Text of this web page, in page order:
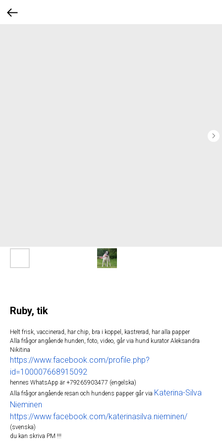
Ruby, tik
Helt frisk, vaccinerad, har chip, bra i koppel, kastrerad, har alla papper
Alla frågor angående hunden, foto, video, går via hund kurator Aleksandra
Nikitina
https://www.facebook.com/profile.php?
id=100007668915092
hennes WhatsApp är +79265903477 (engelska)
Alla frågor angående resan och hundens papper går via Katerina-Silva
Nieminen
https://www.facebook.com/katerinasilva.nieminen/
(svenska)
du kan skriva PM !!!